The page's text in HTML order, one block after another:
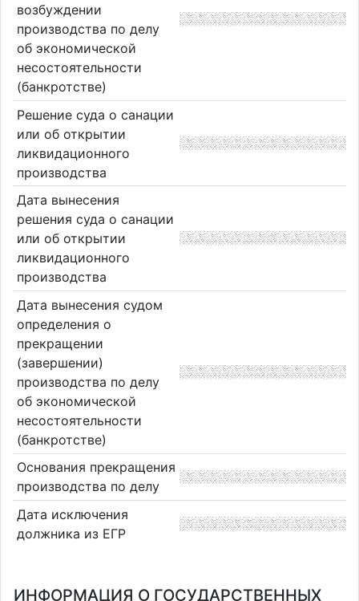
возбуждении
производства по делу
об экономической
несостоятельности
(банкротстве)
Решение суда о санации
или об открытии
ликвидационного
производства
Дата вынесения
решения суда о санации
или об открытии
ликвидационного
производства
Дата вынесения судом
определения о
прекращении
(завершении)
производства по делу
об экономической
несостоятельности
(банкротстве)
Основания прекращения
производства по делу
Дата исключения
должника из ЕГР
ИНФОРМАЦИЯ О ГОСУДАРСТВЕННЫХ